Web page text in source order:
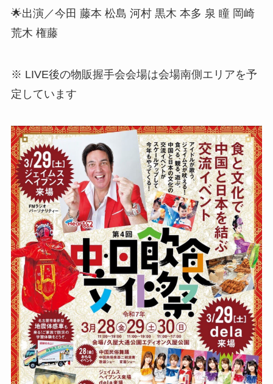
🌟出演／今田 藤本 松島 河村 黒木 本多 泉 瞳 岡崎
荒木 権藤
※ LIVE後の物販握手会会場は会場南側エリアを予
定しています